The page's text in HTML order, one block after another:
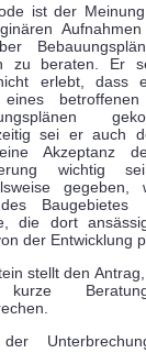
ist der
zu beraten. Er
erlebt, dass
eines
sei er auch
Akzeptanz
wichtig
Baugebietes
die dort
der Entwicklung
stellt den